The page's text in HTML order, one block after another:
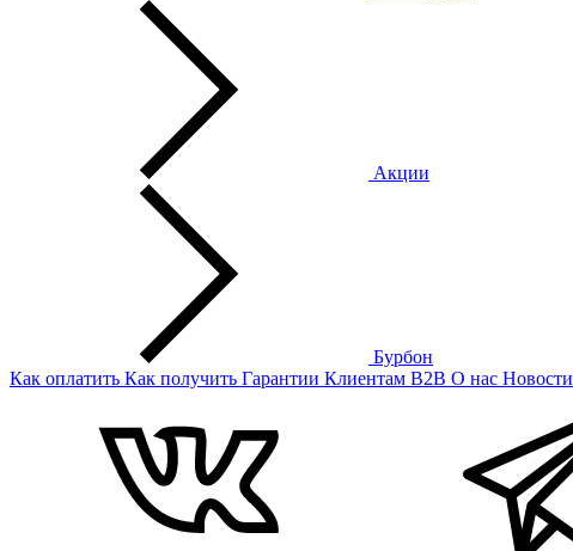
Акции
Бурбон
Как оплатить Как получить Гарантии Клиентам B2B О нас Новости